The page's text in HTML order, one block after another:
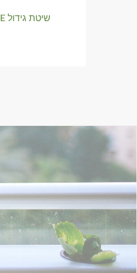
שיטת גידול RUN TO WASTE